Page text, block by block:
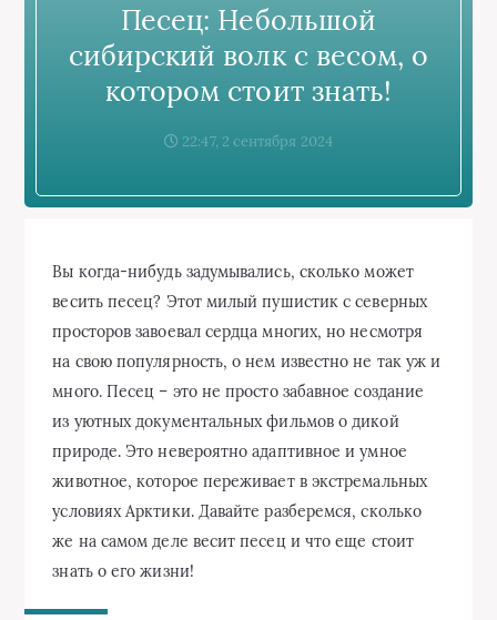
Песец: Небольшой
сибирский волк с весом, о
котором стоит знать!
22:47, 2 сентября 2024
Вы когда-нибудь задумывались, сколько может
весить песец? Этот милый пушистик с северных
просторов завоевал сердца многих, но несмотря
на свою популярность, о нем известно не так уж и
много. Песец – это не просто забавное создание
из уютных документальных фильмов о дикой
природе. Это невероятно адаптивное и умное
животное, которое переживает в экстремальных
условиях Арктики. Давайте разберемся, сколько
же на самом деле весит песец и что еще стоит
знать о его жизни!